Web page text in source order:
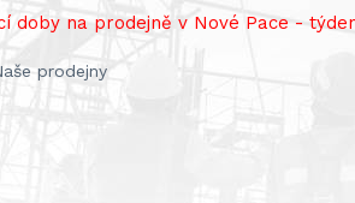
doby na prodejně v Nové Pace -
prodejny